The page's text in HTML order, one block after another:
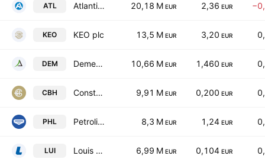
ATL Atlantic Insurance Company Public Limited 20,18 M EUR 2,36 EUR
KEO KEO plc 13,5 M EUR 3,20 EUR
DEM Demetra Holdings Plc 10,66 M EUR 1,460 EUR
CBH Constantinou Bros Hotels Public Company Ltd 9,91 M EUR 0,200 EUR
PHL Petrolina (Holdings) Public Ltd. 8,3 M EUR 1,24 EUR
LUI Louis Public Company Ltd. 6,99 M EUR 0,104 EUR